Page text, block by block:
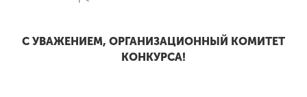
С УВАЖЕНИЕМ, ОРГАНИЗАЦИОННЫЙ КОМИТЕТ
КОНКУРСА!